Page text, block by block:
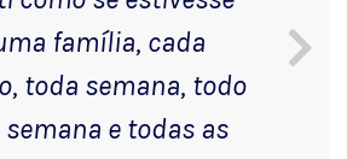
família, cada
toda semana, todo
e todas as